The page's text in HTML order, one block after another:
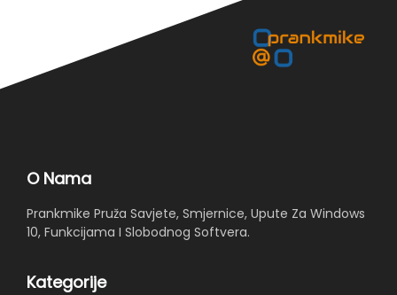
O Nama
Prankmike Pruža Savjete, Smjernice, Upute Za Windows
10, Funkcijama I Slobodnog Softvera.
Kategorije